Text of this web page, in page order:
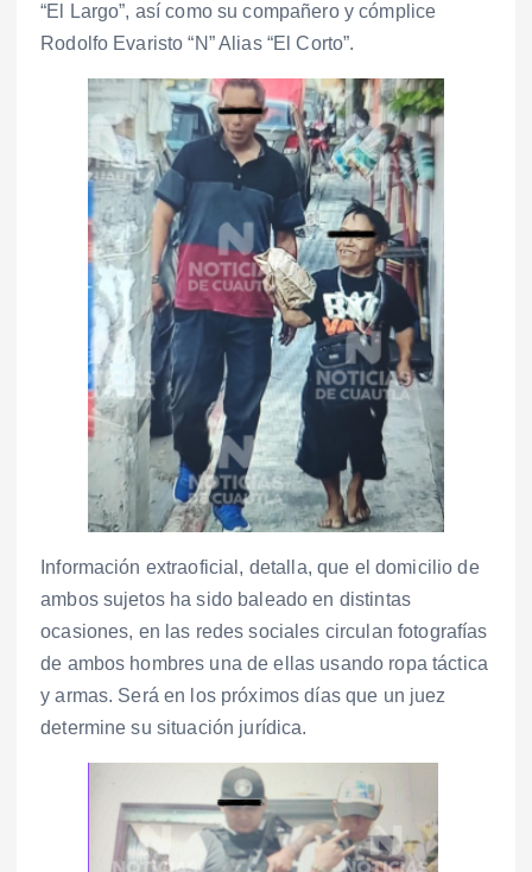
“El Largo”, así como su compañero y cómplice
Rodolfo Evaristo “N” Alias “El Corto”.
Información extraoficial, detalla, que el domicilio de
ambos sujetos ha sido baleado en distintas
ocasiones, en las redes sociales circulan fotografías
de ambos hombres una de ellas usando ropa táctica
y armas. Será en los próximos días que un juez
determine su situación jurídica.